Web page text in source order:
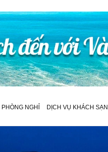
PHÒNG NGHỈ DỊCH VỤ KHÁCH SẠN